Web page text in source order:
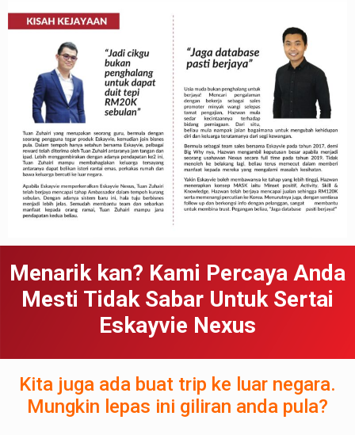
Menarik kan? Kami Percaya Anda
Mesti Tidak Sabar Untuk Sertai
Eskayvie Nexus
Kita juga ada buat trip ke luar negara.
Mungkin lepas ini giliran anda pula?